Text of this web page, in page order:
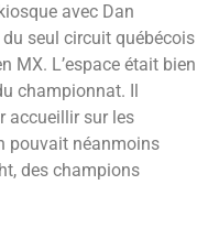
avec Dan
seul circuit québécois
MX. L’espace était bien
championnat. Il
accueillir sur les
pouvait néanmoins
des champions